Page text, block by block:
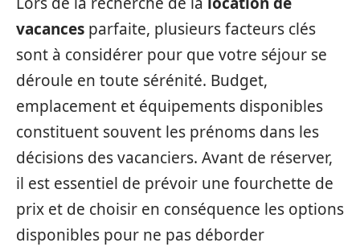
vacances parfaite, plusieurs facteurs clés
sont à considérer pour que votre séjour se
déroule en toute sérénité. Budget,
emplacement et équipements disponibles
constituent souvent les prénoms dans les
décisions des vacanciers. Avant de réserver,
il est essentiel de prévoir une fourchette de
prix et de choisir en conséquence les options
disponibles pour ne pas déborder